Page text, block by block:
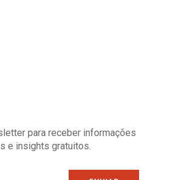
para receber informações
e insights gratuitos.